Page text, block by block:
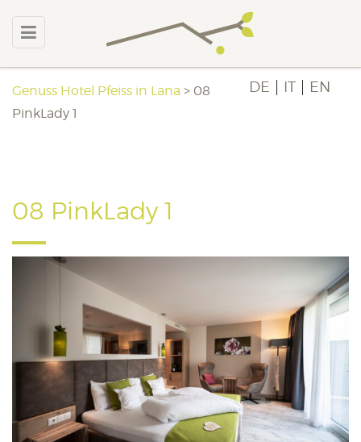
DE IT EN
Genuss Hotel Pfeiss in Lana > 08
PinkLady 1
08 PinkLady 1